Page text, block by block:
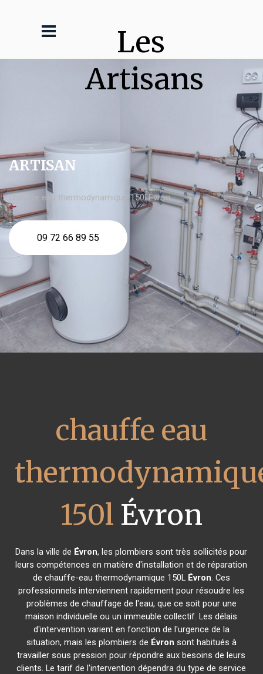
Les
Artisans
ARTISAN
chauffe eau thermodynamique 150l Évron
09 72 66 89 55
chauffe eau
150l Évron
Dans la ville de Évron, les plombiers sont très sollicités pour
leurs compétences en matière d'installation et de réparation
de chauffe-eau thermodynamique 150L Évron. Ces
professionnels interviennent rapidement pour résoudre les
problèmes de chauffage de l'eau, que ce soit pour une
maison individuelle ou un immeuble collectif. Les délais
d'intervention varient en fonction de l'urgence de la
situation, mais les plombiers de Évron sont habitués à
travailler sous pression pour répondre aux besoins de leurs
clients. Le tarif de l'intervention dépendra du type de service